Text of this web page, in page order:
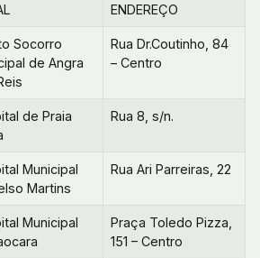
ENDEREÇO
Socorro
de Angra
Rua Dr.Coutinho, 84
– Centro
de Praia
Rua 8, s/n.
Municipal
Martins
Rua Ari Parreiras, 22
Municipal
Praça Toledo Pizza,
151 – Centro